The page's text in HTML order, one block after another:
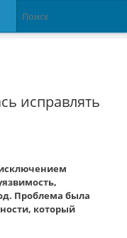
исправлять
исключением
Проблема была
который